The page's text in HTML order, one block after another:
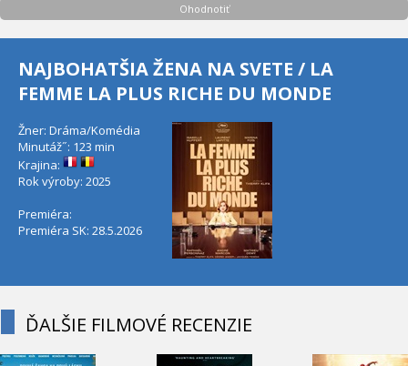
Ohodnotiť
NAJBOHATŠIA ŽENA NA SVETE / LA
FEMME LA PLUS RICHE DU MONDE
Žner: Dráma/Komédia
Minutáž˝: 123 min
Krajina:
Rok výroby: 2025
Premiéra:
Premiéra SK: 28.5.2026
ĎALŠIE FILMOVÉ RECENZIE